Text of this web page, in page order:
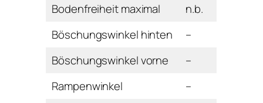
Bodenfreiheit maximal
n.b.
Böschungswinkel hinten
–
Böschungswinkel vorne
–
Rampenwinkel
–